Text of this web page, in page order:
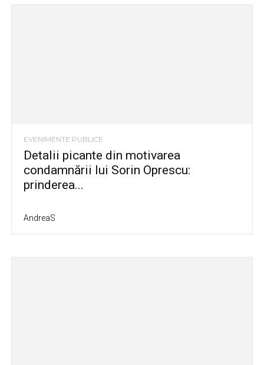
EVENIMENTE PUBLICE
Detalii picante din motivarea
condamnării lui Sorin Oprescu:
prinderea...
AndreaS